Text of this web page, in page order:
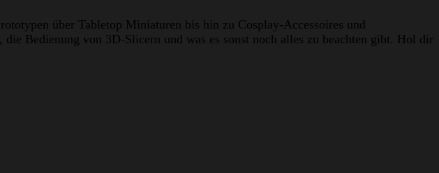
über Tabletop Miniaturen bis hin zu Cosplay-Accessoires und
Bedienung von 3D-Slicern und was es sonst noch alles zu beachten gibt. Hol dir